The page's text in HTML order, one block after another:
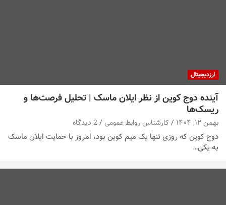
ارزدیجیتال
آینده دوج کوین از نظر ایلان ماسک | تحلیل فرصت‌ها و
ریسک‌ها
بهمن ۱۲, ۱۴۰۴ کارشناس روابط عمومی 2 دیدگاه
دوج کوین که روزی تنها یک میم کوین بود، امروز با حمایت ایلان ماسک
به یکی…